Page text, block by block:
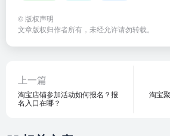
© 版权声明
文章版权归作者所有，未经允许请勿转载。
上一篇
淘宝店铺参加活动如何报名？报
名入口在哪？
淘宝